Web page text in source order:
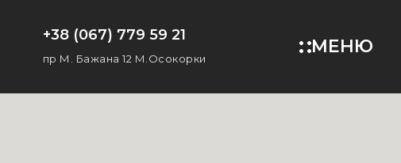
+38 (067) 779 59 21
пр М. Бажана 12 М.Осокорки
МЕНЮ